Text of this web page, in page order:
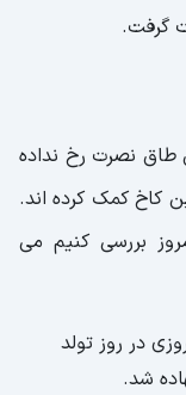
گرفت.
طاق نصرت رخ نداده
کاخ کمک کرده اند.
بررسی کنیم می
پیروزی در روز تولد
شد.